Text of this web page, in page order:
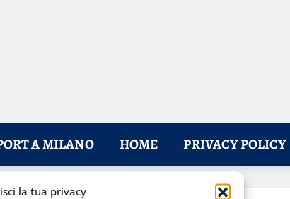
la tua privacy
A MILANO HOME PRIVACY POLICY